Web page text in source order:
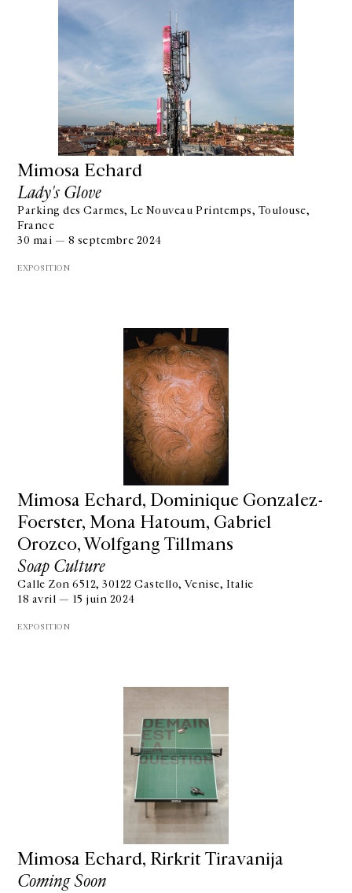
Mimosa Echard
Lady's Glove
Parking des Carmes, Le Nouveau Printemps, Toulouse,
France
30 mai — 8 septembre 2024
EXPOSITION
Mimosa Echard, Dominique Gonzalez-
Foerster, Mona Hatoum, Gabriel
Orozco, Wolfgang Tillmans
Soap Culture
Calle Zon 6512, 30122 Castello, Venise, Italie
18 avril — 15 juin 2024
EXPOSITION
Mimosa Echard, Rirkrit Tiravanija
Coming Soon
GALERIE CHANTAL CROUSEL
HORAIRES D'OUVERTURE
DU MARDI AU VENDREDI